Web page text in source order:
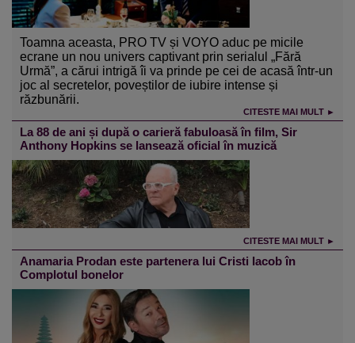
Toamna aceasta, PRO TV și VOYO aduc pe micile
ecrane un nou univers captivant prin serialul „Fără
Urmă”, a cărui intrigă îi va prinde pe cei de acasă într-un
joc al secretelor, poveștilor de iubire intense și
răzbunării.
CITESTE MAI MULT ►
La 88 de ani și după o carieră fabuloasă în film, Sir
Anthony Hopkins se lansează oficial în muzică
CITESTE MAI MULT ►
Anamaria Prodan este partenera lui Cristi Iacob în
Complotul bonelor